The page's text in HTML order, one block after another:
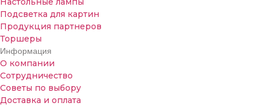
Подсветка для картин
Продукция партнеров
Торшеры
Информация
О компании
Сотрудничество
Советы по выбору
Доставка и оплата